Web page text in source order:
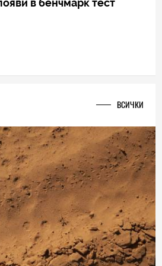
в бенчмарк тест
ВСИЧКИ